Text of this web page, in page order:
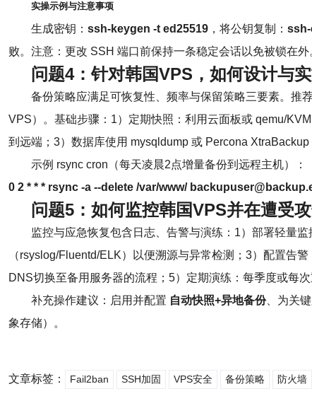
实操示例与注意事项
生成密钥： ssh-keygen -t ed25519 ，将公钥复制：
败。注意：更改 SSH 端口前保持一条稳定会话以免被锁在外
问题4：针对韩国VPS，如何设计与
备份策略应满足可恢复性、频率与保留策略三要素。推
VPS）。基础步骤：1）定期快照：利用云面板或 qemu/
到远端；3）数据库使用 mysqldump 或 Percona
示例 rsync cron（每天凌晨2点增量备份到远程主机）：
0 2 * * * rsync -a --delete /var/www/
问题5：如何监控韩国VPS并在遭受
监控与应急恢复包含日志、告警与演练：1）部署轻量
（rsyslog/Fluentd/ELK）以便溯源与异常检测；3）配置告
DNS切换至备用服务器的流程；5）定期演练：每季度或每
补充操作建议：启用并配置 自动快照+异地备份、为关
象存储）。
文章标签： Fail2ban SSH加固 VPS安全 备份策略 防火墙